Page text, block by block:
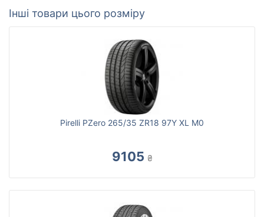
Інші товари цього розміру
Pirelli PZero 265/35 ZR18 97Y XL M0
9105 ₴